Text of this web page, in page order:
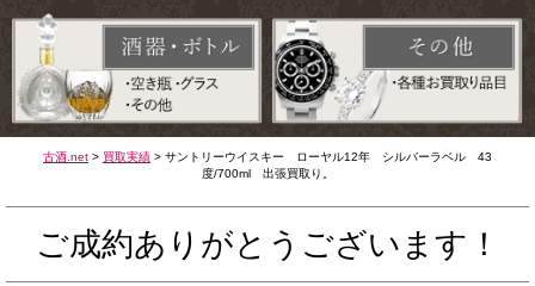
古酒.net > 買取実績 > サントリーウイスキー ローヤル12年 シルバーラベル 43
度/700ml 出張買取り。
ご成約ありがとうございます！